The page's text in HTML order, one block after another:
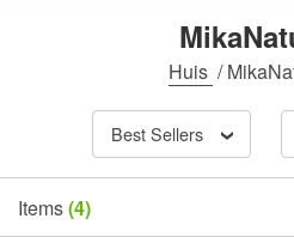
Huis /
Best Sellers
Items(4)